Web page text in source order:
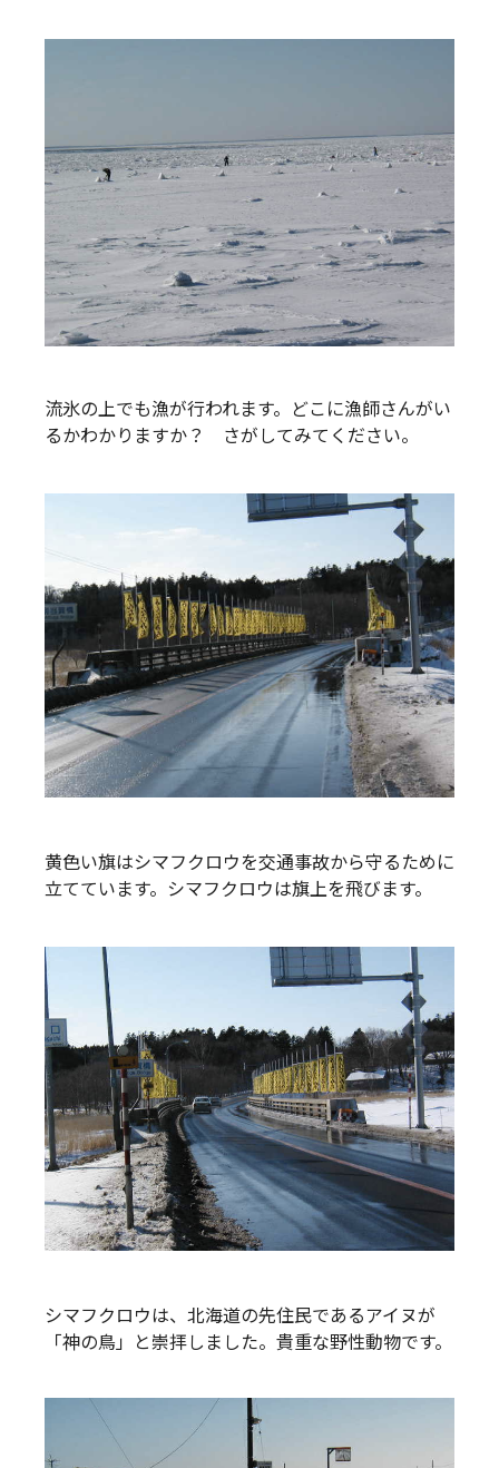
流氷の上でも漁が行われます。どこに漁師さんがい
るかわかりますか？ さがしてみてください。
黄色い旗はシマフクロウを交通事故から守るために
立てています。シマフクロウは旗上を飛びます。
シマフクロウは、北海道の先住民であるアイヌが
「神の鳥」と崇拝しました。貴重な野性動物です。